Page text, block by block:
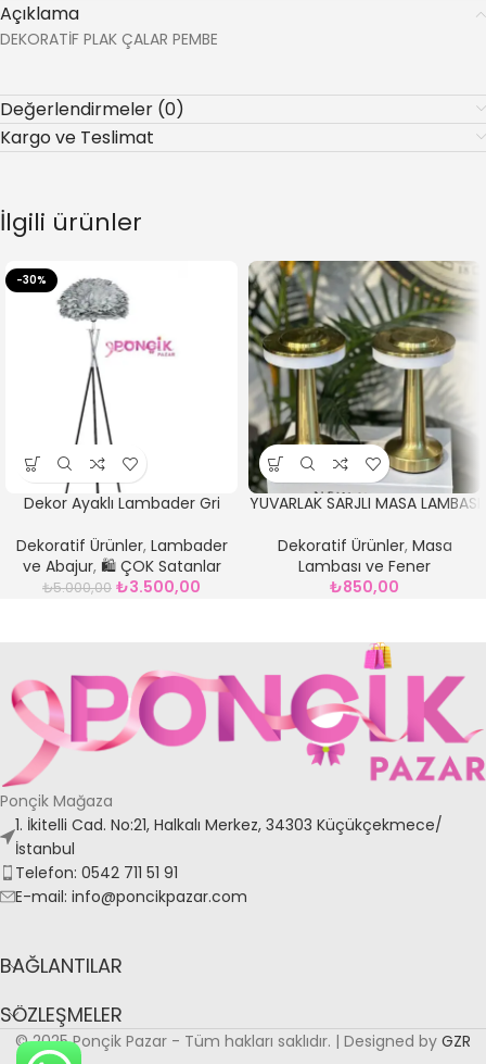
Açıklama
DEKORATİF PLAK ÇALAR PEMBE
Değerlendirmeler (0)
Kargo ve Teslimat
İlgili ürünler
-30%
Dekor Ayaklı Lambader Gri
Dekoratif Ürünler, Lambader
ve Abajur, 🛍️ ÇOK Satanlar
₺5.000,00 ₺3.500,00
YUVARLAK SARJLI MASA LAMBASI
Dekoratif Ürünler, Masa
Lambası ve Fener
₺850,00
Ponçik Mağaza
1. İkitelli Cad. No:21, Halkalı Merkez, 34303 Küçükçekmece/
İstanbul
Telefon: 0542 711 51 91
E-mail: info@poncikpazar.com
BAĞLANTILAR
SÖZLEŞMELER
© 2025 Ponçik Pazar - Tüm hakları saklıdır. | Designed by GZR